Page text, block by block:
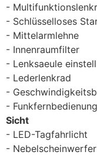
Schlüsselloses
Mittelarmlehne
Innenraumfilter
Lenksaeule
Lederlenkrad
Funkfernbedienung
Sicht
LED-Tagfahrlicht
Nebelscheinwerfer